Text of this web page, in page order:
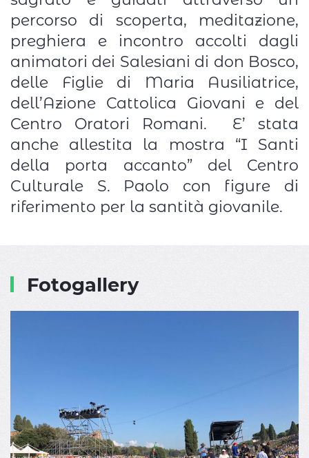
percorso di scoperta, meditazione,
preghiera e incontro accolti dagli
animatori dei Salesiani di don Bosco,
delle Figlie di Maria Ausiliatrice,
dell’Azione Cattolica Giovani e del
Centro Oratori Romani. E’ stata
anche allestita la mostra “I Santi
della porta accanto” del Centro
Culturale S. Paolo con figure di
riferimento per la santità giovanile.
Fotogallery